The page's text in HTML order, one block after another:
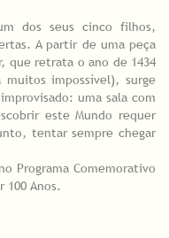
dos seus cinco filhos,
A partir de uma peça
que retrata o ano de 1434
muitos impossível), surge
uma sala com
este Mundo requer
tentar sempre chegar
Programa Comemorativo
100 Anos.